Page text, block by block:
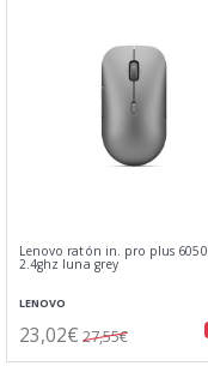
Lenovo ratón in. pro plus 6050
2.4ghz luna grey
LENOVO
23,02€ 27,55€